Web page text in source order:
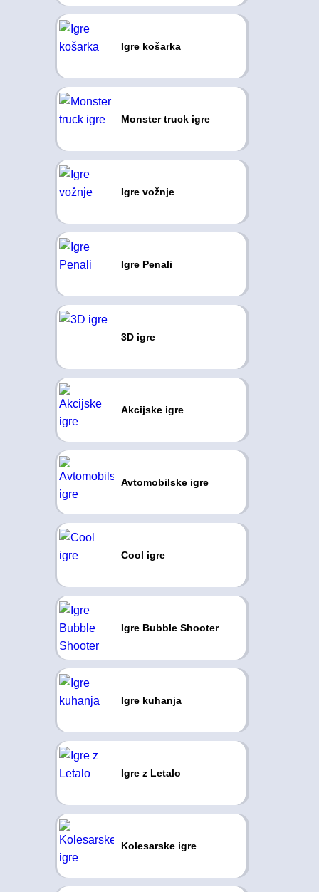
Igre košarka
Monster truck igre
Igre vožnje
Igre Penali
3D igre
Akcijske igre
Avtomobilske igre
Cool igre
Igre Bubble Shooter
Igre kuhanja
Igre z Letalo
Kolesarske igre